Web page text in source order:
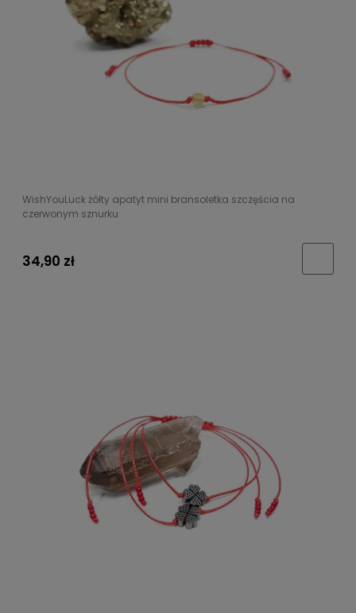
WishYouLuck żółty apatyt mini bransoletka szczęścia na
czerwonym sznurku
34,90 zł